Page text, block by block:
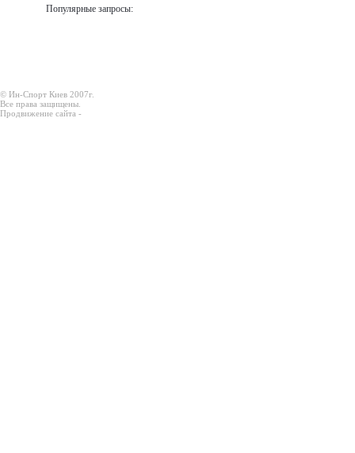
Популярные запросы:
© Ин-Спорт Киев 2007г.
Все права защищены.
Продвижение сайта -